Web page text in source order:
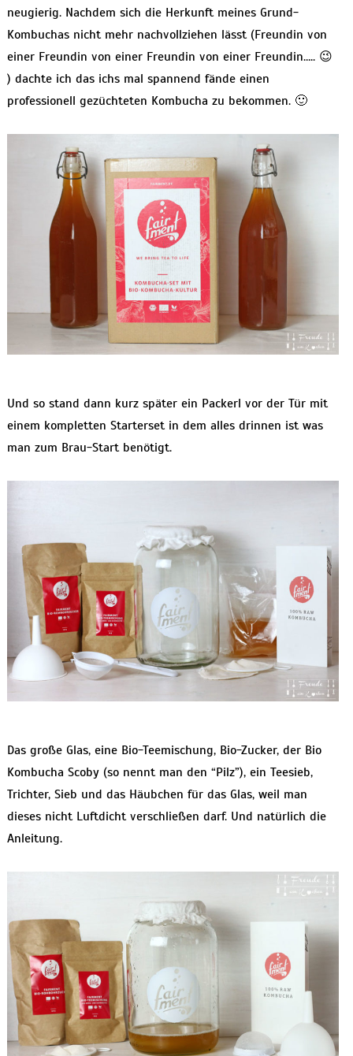
neugierig. Nachdem sich die Herkunft meines Grund-
Kombuchas nicht mehr nachvollziehen lässt (Freundin von
einer Freundin von einer Freundin von einer Freundin….. 😉
) dachte ich das ichs mal spannend fände einen
professionell gezüchteten Kombucha zu bekommen. 🙂
Und so stand dann kurz später ein Packerl vor der Tür mit
einem kompletten Starterset in dem alles drinnen ist was
man zum Brau-Start benötigt.
Das große Glas, eine Bio-Teemischung, Bio-Zucker, der Bio
Kombucha Scoby (so nennt man den “Pilz”), ein Teesieb,
Trichter, Sieb und das Häubchen für das Glas, weil man
dieses nicht Luftdicht verschließen darf. Und natürlich die
Anleitung.